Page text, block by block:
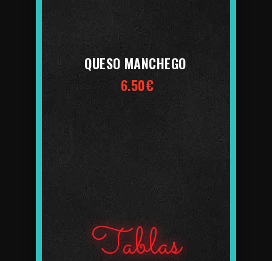
QUESO MANCHEGO
6.50€
Tablas